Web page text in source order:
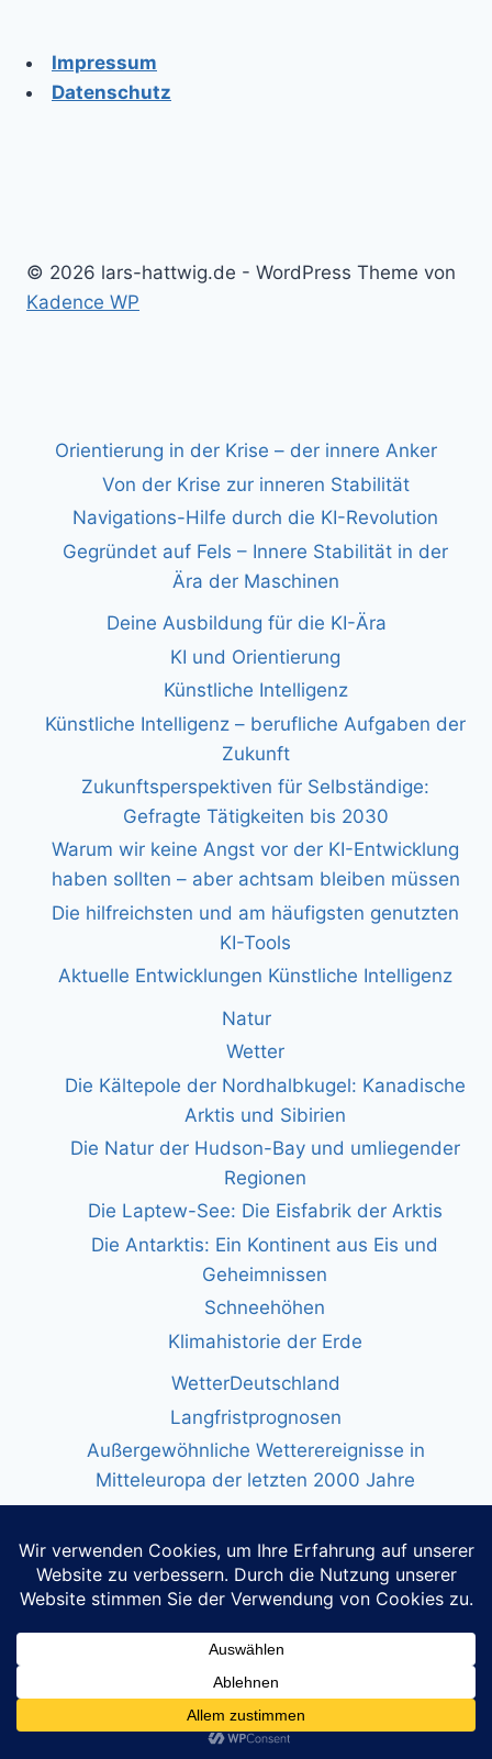
Impressum
Datenschutz
© 2026 lars-hattwig.de - WordPress Theme von
Kadence WP
Orientierung in der Krise – der innere Anker
Von der Krise zur inneren Stabilität
Navigations-Hilfe durch die KI-Revolution
Gegründet auf Fels – Innere Stabilität in der
Ära der Maschinen
Deine Ausbildung für die KI-Ära
KI und Orientierung
Künstliche Intelligenz
Künstliche Intelligenz – berufliche Aufgaben der
Zukunft
Zukunftsperspektiven für Selbständige:
Gefragte Tätigkeiten bis 2030
Warum wir keine Angst vor der KI-Entwicklung
haben sollten – aber achtsam bleiben müssen
Die hilfreichsten und am häufigsten genutzten
KI-Tools
Aktuelle Entwicklungen Künstliche Intelligenz
Natur
Wetter
Die Kältepole der Nordhalbkugel: Kanadische
Arktis und Sibirien
Die Natur der Hudson-Bay und umliegender
Regionen
Die Laptew-See: Die Eisfabrik der Arktis
Die Antarktis: Ein Kontinent aus Eis und
Geheimnissen
Schneehöhen
Klimahistorie der Erde
WetterDeutschland
Langfristprognosen
Außergewöhnliche Wetterereignisse in
Mitteleuropa der letzten 2000 Jahre
Magdalenenhochwasser
Die extreme Hitze und Trockenheit im
Sommer 1540
Die Jahrtausendwinter 1708/09 und 1739/40
Der Jahrhundertwinter 1962/63
Wetter in den USA
Wetter Welt